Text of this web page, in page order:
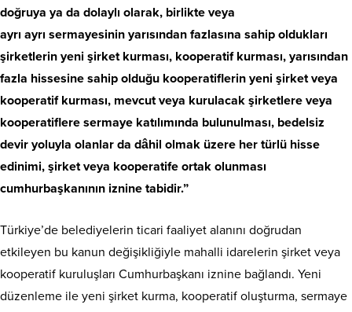
doğruya ya da dolaylı olarak, birlikte veya
ayrı ayrı sermayesinin yarısından fazlasına sahip oldukları
şirketlerin yeni şirket kurması, kooperatif kurması, yarısından
fazla hissesine sahip olduğu kooperatiflerin yeni şirket veya
kooperatif kurması, mevcut veya kurulacak şirketlere veya
kooperatiflere sermaye katılımında bulunulması, bedelsiz
devir yoluyla olanlar da dâhil olmak üzere her türlü hisse
edinimi, şirket veya kooperatife ortak olunması
cumhurbaşkanının iznine tabidir.”
Türkiye’de belediyelerin ticari faaliyet alanını doğrudan
etkileyen bu kanun değişikliğiyle mahalli idarelerin şirket veya
kooperatif kuruluşları Cumhurbaşkanı iznine bağlandı. Yeni
düzenleme ile yeni şirket kurma, kooperatif oluşturma, sermaye